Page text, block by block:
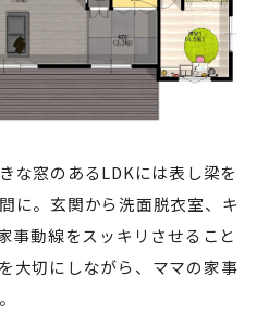
な窓のあるLDKには表し梁を
に。玄関から洗面脱衣室、キ
事動線をスッキリさせること
大切にしながら、ママの家事